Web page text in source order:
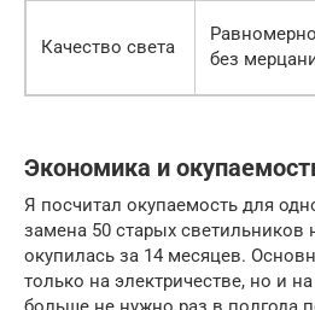
Качество света
без
Экономика и
Я посчитал окупаемость для
замена 50 старых светильников
окупилась за 14 месяцев.
только на электричестве, но и